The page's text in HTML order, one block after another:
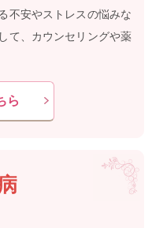
不安やストレスの悩みな
て、カウンセリングや薬
ら